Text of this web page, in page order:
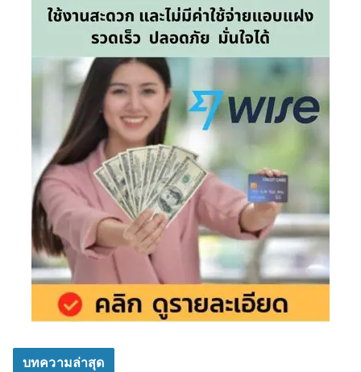
บทความล่าสุด